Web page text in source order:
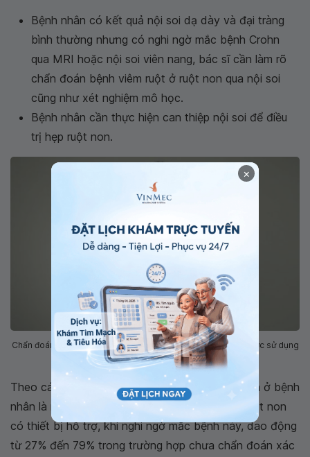
Bệnh nhân có kết quả nội soi dạ dày và đại tràng
bình thường nhưng có nghi ngờ mắc bệnh Crohn
qua MRI hoặc nội soi viên nang, bác sĩ cần làm rõ
chẩn đoán bệnh viêm ruột ở ruột non qua nội soi
cũng như xét nghiệm mô học.
Bệnh nhân cần thực hiện can thiệp nội soi để điều
trị hẹp ruột non.
Chẩn đoán bệnh viêm ruột ở ruột non ở người trưởng thành được sử dụng
trong 2 trường hợp.
Theo các nghiên cứu, tỷ lệ phát hiện bệnh Crohn ở bệnh
nhân là người trưởng thành thông qua nội soi ruột non
có thiết bị hỗ trợ, khi nghi ngờ mắc bệnh này, dao động
từ 27% đến 79% trong trường hợp chưa chẩn đoán xác
×